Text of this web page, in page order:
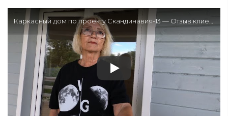
Каркасный дом по проекту Скандинавия-13 — Отзыв клиента